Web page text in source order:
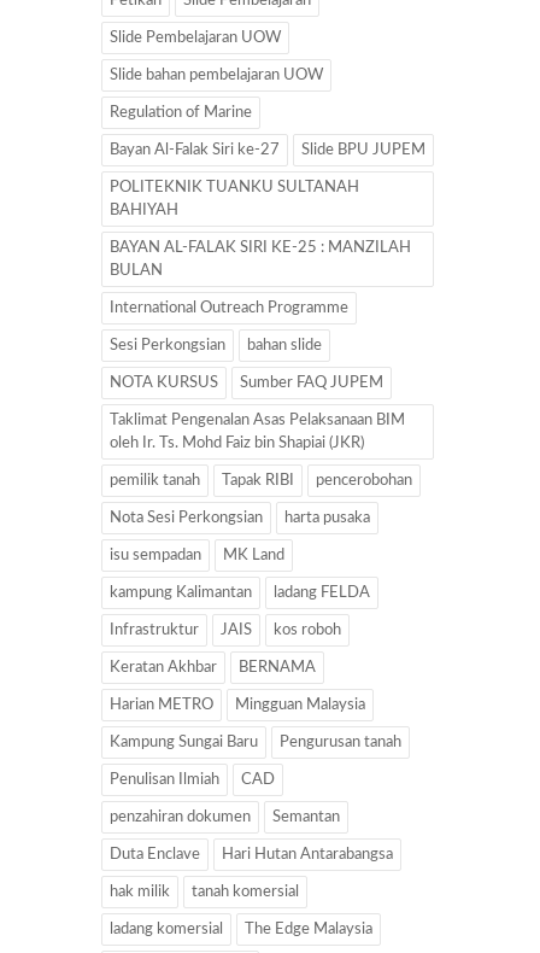
Slide Pembelajaran UOW
Slide bahan pembelajaran UOW
Regulation of Marine
Bayan Al-Falak Siri ke-27 Slide BPU JUPEM
POLITEKNIK TUANKU SULTANAH
BAHIYAH
BAYAN AL-FALAK SIRI KE-25 : MANZILAH
BULAN
International Outreach Programme
Sesi Perkongsian bahan slide
NOTA KURSUS Sumber FAQ JUPEM
Taklimat Pengenalan Asas Pelaksanaan BIM
oleh Ir. Ts. Mohd Faiz bin Shapiai (JKR)
pemilik tanah Tapak RIBI pencerobohan
Nota Sesi Perkongsian harta pusaka
isu sempadan MK Land
kampung Kalimantan ladang FELDA
Infrastruktur JAIS kos roboh
Keratan Akhbar BERNAMA
Harian METRO Mingguan Malaysia
Kampung Sungai Baru Pengurusan tanah
Penulisan Ilmiah CAD
penzahiran dokumen Semantan
Duta Enclave Hari Hutan Antarabangsa
hak milik tanah komersial
ladang komersial The Edge Malaysia